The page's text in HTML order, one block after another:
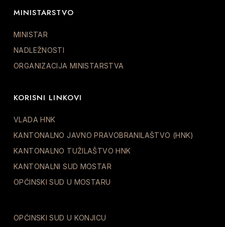
MINISTARSTVO
MINISTAR
NADLEŽNOSTI
ORGANIZACIJA MINISTARSTVA
KORISNI LINKOVI
VLADA HNK
KANTONALNO JAVNO PRAVOBRANILAŠTVO (HNK)
KANTONALNO TUŽILAŠTVO HNK
KANTONALNI SUD MOSTAR
OPĆINSKI SUD U MOSTARU
OPĆINSKI SUD U KONJICU